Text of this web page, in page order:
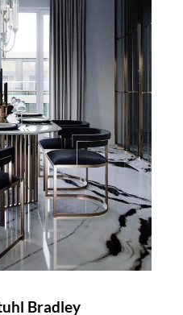
Bradley